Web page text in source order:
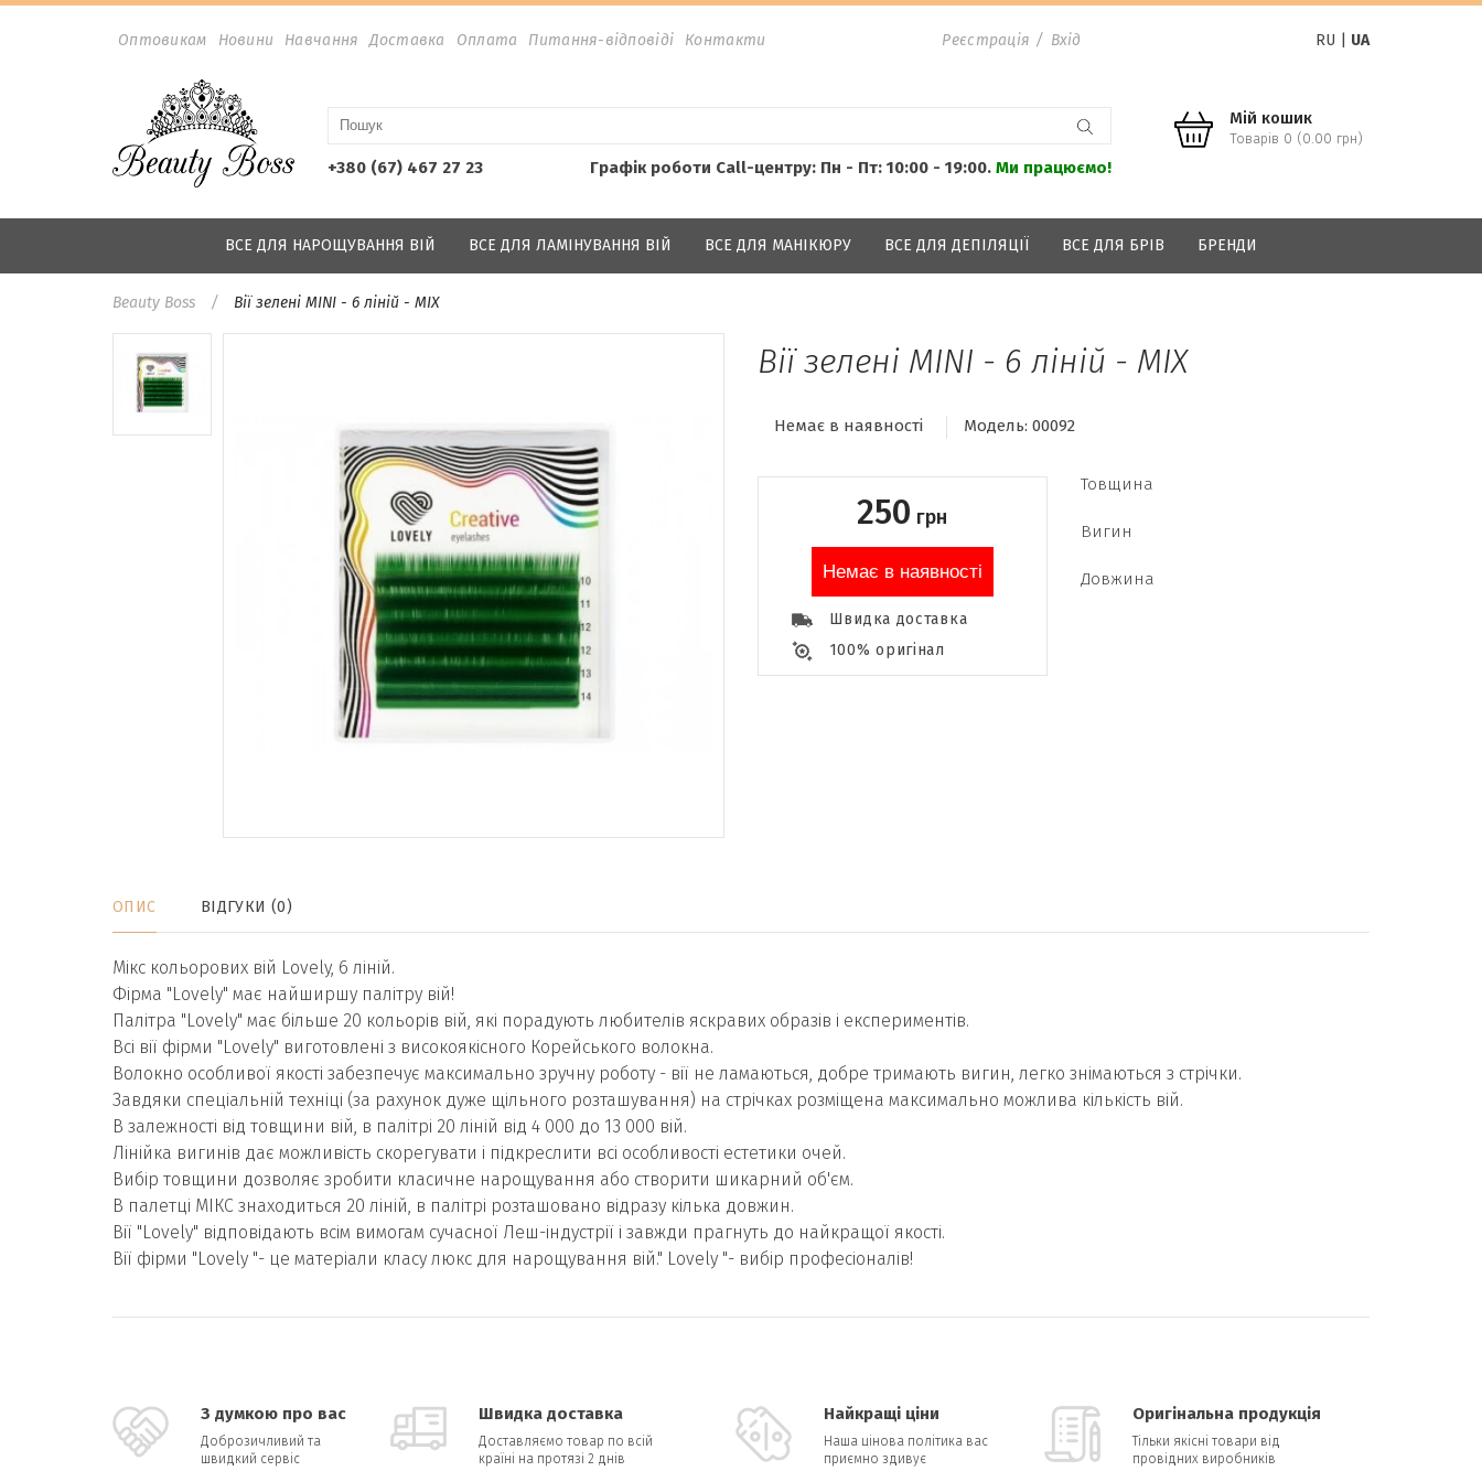
Оптовикам Новини Навчання Доставка Оплата Питання-відповіді Контакти Реєстрація / Вхід RU UA
+380 (67) 467 27 23 Графік роботи Call-центру: Пн - Пт: 10:00 - 19:00. Ми працюємо!
Мій кошик
Товарів 0 (0.00 грн)
ВСЕ ДЛЯ НАРОЩУВАННЯ ВІЙ ВСЕ ДЛЯ ЛАМІНУВАННЯ ВІЙ ВСЕ ДЛЯ МАНІКЮРУ ВСЕ ДЛЯ ДЕПІЛЯЦІЇ ВСЕ ДЛЯ БРІВ БРЕНДИ
Beauty Boss Вії зелені MINI - 6 ліній - MIX
Вії зелені MINI - 6 ліній - MIX
Немає в наявності Модель: 00092
250 грн
Немає в наявності
Швидка доставка
100% оригінал
Товщина
Вигин
Довжина
ОПИС ВІДГУКИ (0)
Мікс кольорових вій Lovely, 6 ліній.
Фірма "Lovely" має найширшу палітру вій!
Палітра "Lovely" має більше 20 кольорів вій, які порадують любителів яскравих образів і експериментів.
Всі вії фірми "Lovely" виготовлені з високоякісного Корейського волокна.
Волокно особливої якості забезпечує максимально зручну роботу - вії не ламаються, добре тримають вигин, легко знімаються з стрічки.
Завдяки спеціальній техніці (за рахунок дуже щільного розташування) на стрічках розміщена максимально можлива кількість вій.
В залежності від товщини вій, в палітрі 20 ліній від 4 000 до 13 000 вій.
Лінійка вигинів дає можливість скорегувати і підкреслити всі особливості естетики очей.
Вибір товщини дозволяє зробити класичне нарощування або створити шикарний об'єм.
В палетці МІКС знаходиться 20 ліній, в палітрі розташовано відразу кілька довжин.
Вії "Lovely" відповідають всім вимогам сучасної Леш-індустрії і завжди прагнуть до найкращої якості.
Вії фірми "Lovely "- це матеріали класу люкс для нарощування вій." Lovely "- вибір професіоналів!
З думкою про вас
Доброзичливий та
швидкий сервіс
Швидка доставка
Доставляємо товар по всій
країні на протязі 2 днів
Найкращі ціни
Наша цінова політика вас
приємно здивує
Оригінальна продукція
Тільки якісні товари від
провідних виробників